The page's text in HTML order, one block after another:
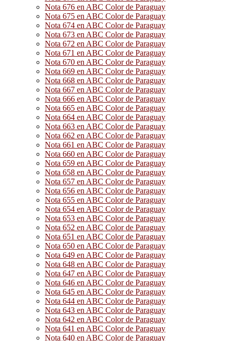
Nota 676 en ABC Color de Paraguay
Nota 675 en ABC Color de Paraguay
Nota 674 en ABC Color de Paraguay
Nota 673 en ABC Color de Paraguay
Nota 672 en ABC Color de Paraguay
Nota 671 en ABC Color de Paraguay
Nota 670 en ABC Color de Paraguay
Nota 669 en ABC Color de Paraguay
Nota 668 en ABC Color de Paraguay
Nota 667 en ABC Color de Paraguay
Nota 666 en ABC Color de Paraguay
Nota 665 en ABC Color de Paraguay
Nota 664 en ABC Color de Paraguay
Nota 663 en ABC Color de Paraguay
Nota 662 en ABC Color de Paraguay
Nota 661 en ABC Color de Paraguay
Nota 660 en ABC Color de Paraguay
Nota 659 en ABC Color de Paraguay
Nota 658 en ABC Color de Paraguay
Nota 657 en ABC Color de Paraguay
Nota 656 en ABC Color de Paraguay
Nota 655 en ABC Color de Paraguay
Nota 654 en ABC Color de Paraguay
Nota 653 en ABC Color de Paraguay
Nota 652 en ABC Color de Paraguay
Nota 651 en ABC Color de Paraguay
Nota 650 en ABC Color de Paraguay
Nota 649 en ABC Color de Paraguay
Nota 648 en ABC Color de Paraguay
Nota 647 en ABC Color de Paraguay
Nota 646 en ABC Color de Paraguay
Nota 645 en ABC Color de Paraguay
Nota 644 en ABC Color de Paraguay
Nota 643 en ABC Color de Paraguay
Nota 642 en ABC Color de Paraguay
Nota 641 en ABC Color de Paraguay
Nota 640 en ABC Color de Paraguay